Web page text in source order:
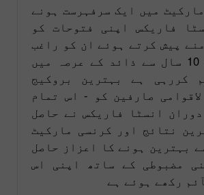
میں ایک سرفہرست ہونے
فاریکس اپنی فتوحات کو
پیش کرتے ہوئے ان کو راغب
کرسکتا ہے - 10 سال سے ذائد کے عرصہ میں
کررہی ہے بہترین بروکیج
صارفین کو - اس تمام
انسٹا فاریکس نے حاصل
نتائج اور کرنسی مارکیٹ
بہترین ہونے کا اعزاز حاصل
مضبوطی کے ساتھ اپنی اس
رکھے ہوئے ہے